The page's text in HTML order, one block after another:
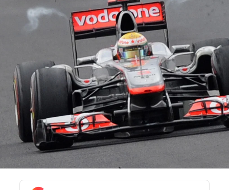
SALUTE E MEDICINA
STORIA E CITAZIONI
INTRATTENIMENTO
COMPLOTTI, LEGGENDE URBANE ED